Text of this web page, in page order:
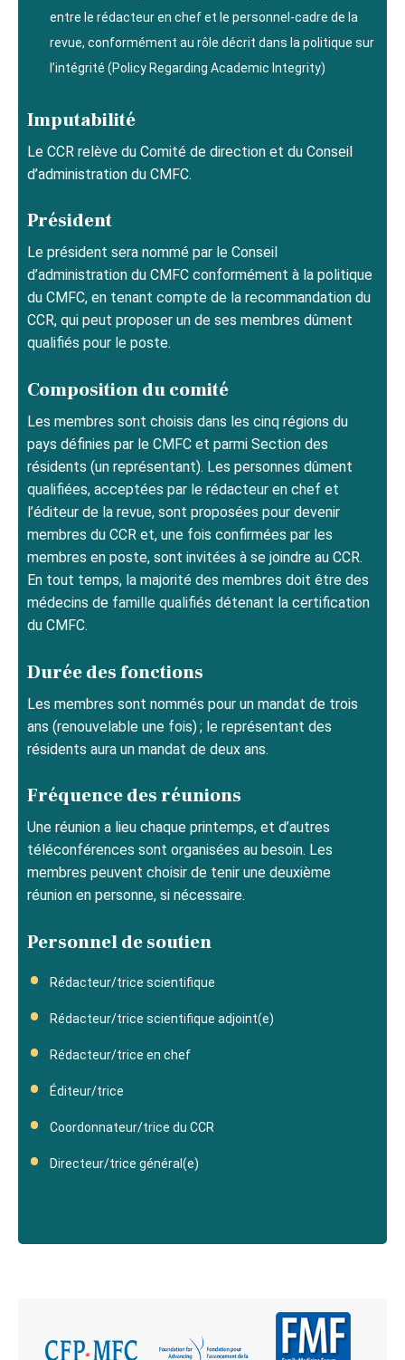
entre le rédacteur en chef et le personnel-cadre de la
revue, conformément au rôle décrit dans la politique sur
l’intégrité (Policy Regarding Academic Integrity)
Imputabilité
Le CCR relève du Comité de direction et du Conseil
d’administration du CMFC.
Président
Le président sera nommé par le Conseil
d’administration du CMFC conformément à la politique
du CMFC, en tenant compte de la recommandation du
CCR, qui peut proposer un de ses membres dûment
qualifiés pour le poste.
Composition du comité
Les membres sont choisis dans les cinq régions du
pays définies par le CMFC et parmi Section des
résidents (un représentant). Les personnes dûment
qualifiées, acceptées par le rédacteur en chef et
l’éditeur de la revue, sont proposées pour devenir
membres du CCR et, une fois confirmées par les
membres en poste, sont invitées à se joindre au CCR.
En tout temps, la majorité des membres doit être des
médecins de famille qualifiés détenant la certification
du CMFC.
Durée des fonctions
Les membres sont nommés pour un mandat de trois
ans (renouvelable une fois) ; le représentant des
résidents aura un mandat de deux ans.
Fréquence des réunions
Une réunion a lieu chaque printemps, et d’autres
téléconférences sont organisées au besoin. Les
membres peuvent choisir de tenir une deuxième
réunion en personne, si nécessaire.
Personnel de soutien
Rédacteur/trice scientifique
Rédacteur/trice scientifique adjoint(e)
Rédacteur/trice en chef
Éditeur/trice
Coordonnateur/trice du CCR
Directeur/trice général(e)